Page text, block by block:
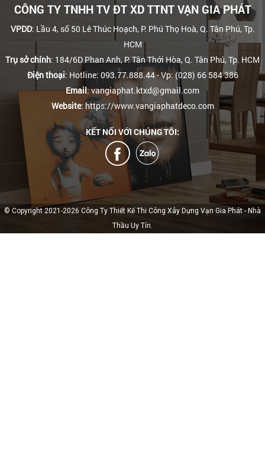
CÔNG TY TNHH TV ĐT XD TTNT VẠN GIA PHÁT
VPDD: Lầu 4, số 50 Lê Thúc Hoạch, P. Phú Thọ Hoà, Q. Tân Phú, Tp.
HCM
Trụ sở chính: 184/6D Phan Anh, P. Tân Thới Hòa, Q. Tân Phú, Tp. HCM
Điện thoại: Hotline: 093.77.888.44- Vp: (028) 66 584 386
Email: vangiaphat.ktxd@gmail.com
Website: https://www.vangiaphatdeco.com
KẾT NỐI VỚI CHÚNG TÔI:
© Copyright 2021-2026 Công Ty Thiết Kế Thi Công Xây Dựng Vạn Gia Phát - Nhà
Thầu Uy Tín.